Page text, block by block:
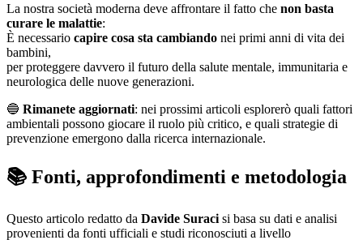
La nostra società moderna deve affrontare il fatto che non basta
curare le malattie:
È necessario capire cosa sta cambiando nei primi anni di vita dei
bambini,
per proteggere davvero il futuro della salute mentale, immunitaria e
neurologica delle nuove generazioni.
🔵 Rimanete aggiornati: nei prossimi articoli esplorerò quali fattori
ambientali possono giocare il ruolo più critico, e quali strategie di
prevenzione emergono dalla ricerca internazionale.
📚 Fonti, approfondimenti e metodologia
Questo articolo redatto da Davide Suraci si basa su dati e analisi
provenienti da fonti ufficiali e studi riconosciuti a livello